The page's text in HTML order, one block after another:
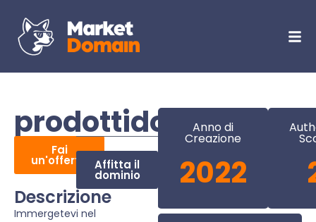
prodottidop.it
Fai
un'offerta Affitta il
dominio
Descrizione
Immergetevi nel
Anno di
Creazione
2022